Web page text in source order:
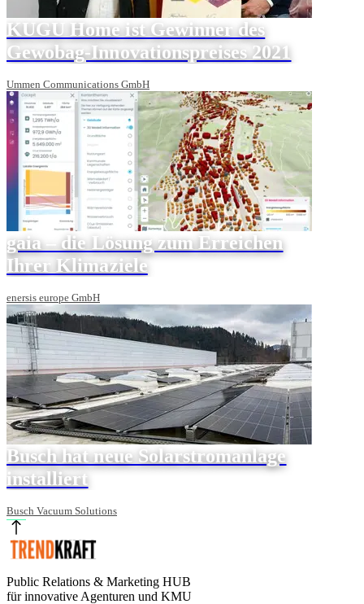
KUGU Home ist Gewinner des
Gewobag-Innovationspreises 2021
Ummen Communications GmbH
gaia – die Lösung zum Erreichen
Ihrer Klimaziele
enersis europe GmbH
Busch hat neue Solarstromanlage
installiert
Busch Vacuum Solutions
Public Relations & Marketing HUB
für innovative Agenturen und KMU